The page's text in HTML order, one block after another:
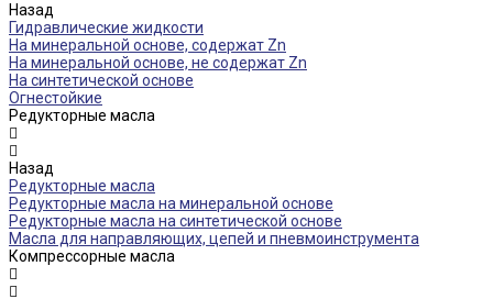
Назад
Гидравлические жидкости
На минеральной основе, содержат Zn
На минеральной основе, не содержат Zn
На синтетической основе
Огнестойкие
Редукторные масла
Назад
Редукторные масла
Редукторные масла на минеральной основе
Редукторные масла на синтетической основе
Масла для направляющих, цепей и пневмоинструмента
Компрессорные масла